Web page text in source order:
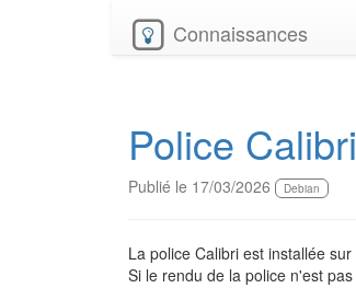
Connaissances
Police
Publié le 17/03/2026 Debian
La police Calibri est installée
Si le rendu de la police n'est